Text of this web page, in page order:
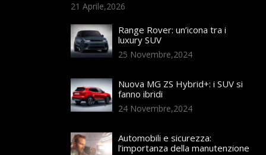
21 Aprile,2026
Range Rover: un’icona tra i
luxury SUV
25 Novembre,2024
Nuova MG ZS Hybrid+: i SUV si
fanno ibridi
24 Novembre,2024
Automobili e sicurezza:
l’importanza della manutenzione